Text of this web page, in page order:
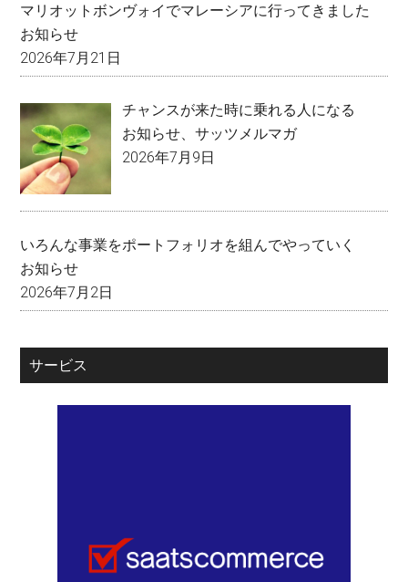
マリオットボンヴォイでマレーシアに行ってきました
お知らせ
2026年7月21日
チャンスが来た時に乗れる人になる
お知らせ 、サッツメルマガ
2026年7月9日
いろんな事業をポートフォリオを組んでやっていく
お知らせ
2026年7月2日
サービス